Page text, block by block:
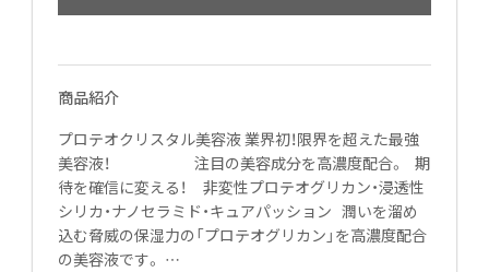
商品紹介
プロテオクリスタル美容液 業界初！限界を超えた最強
美容液！ 注目の美容成分を高濃度配合。 期
待を確信に変える！ 非変性プロテオグリカン・浸透性
シリカ・ナノセラミド・キュアパッション 潤いを溜め
込む脅威の保湿力の「プロテオグリカン」を高濃度配合
の美容液です。 …